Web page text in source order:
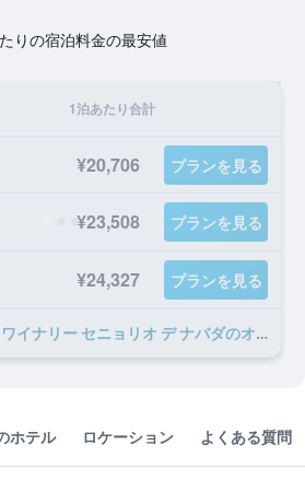
りの宿泊料金の最安値
1泊あたり合計
¥20,706 プランを見る
¥23,508 プランを見る
¥24,327 プランを見る
​その他6​件のホテル & ワイナリー セニョリオ デ ナバダのオファー
ホテル ロケーション よくある質問